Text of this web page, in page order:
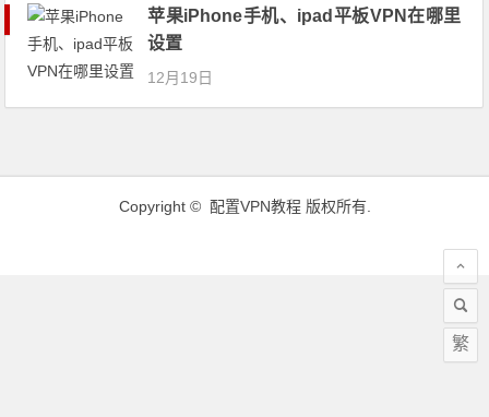
苹果iPhone手机、ipad平板VPN在哪里
设置
12月19日
Copyright © 配置VPN教程版权所有.
繁